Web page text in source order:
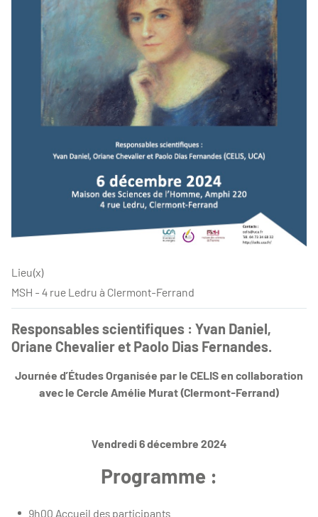
Lieu(x)
MSH - 4 rue Ledru à Clermont-Ferrand
Responsables scientifiques : Yvan Daniel,
Oriane Chevalier et Paolo Dias Fernandes.
Journée d’Études Organisée par le CELIS en collaboration
avec le Cercle Amélie Murat (Clermont-Ferrand)
Vendredi 6 décembre 2024
Programme :
9h00 Accueil des participants